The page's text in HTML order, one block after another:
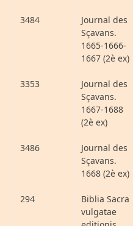
3484
Journal des
Sçavans.
1665-1666-
1667 (2è ex)
3353
Journal des
Sçavans.
1667-1688
(2è ex)
3486
Journal des
Sçavans.
1668 (2è ex)
294
Biblia Sacra
vulgatae